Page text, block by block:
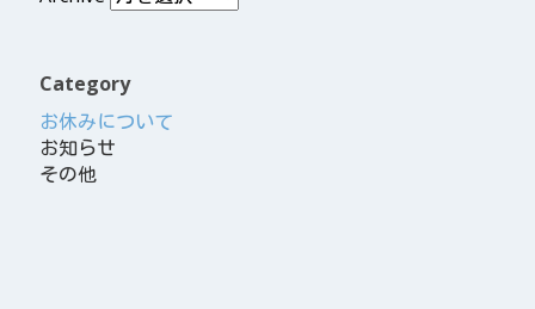
Category
お休みについて
お知らせ
その他